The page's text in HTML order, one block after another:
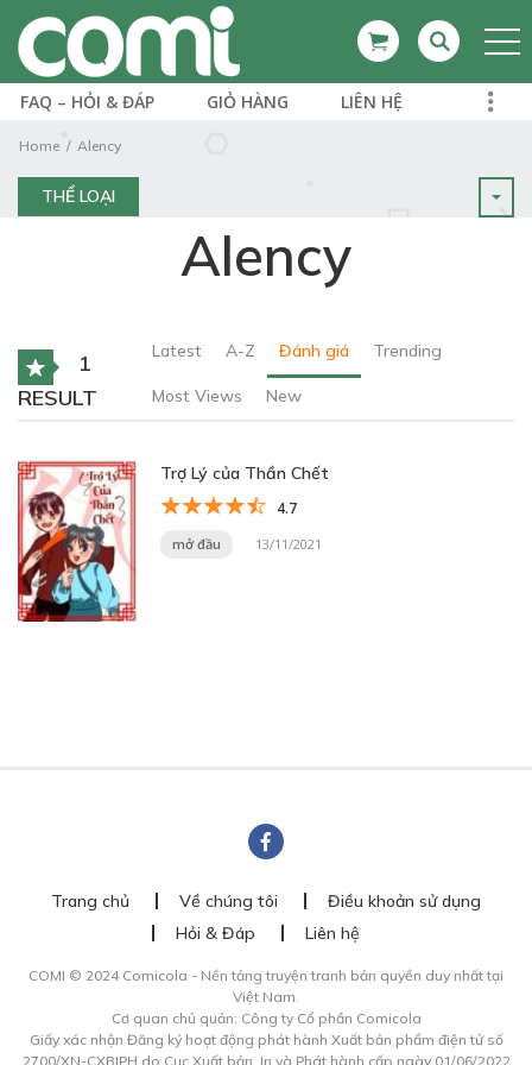
FAQ – HỎI & ĐÁP GIỎ HÀNG LIÊN HỆ
Home Alency
THỂ LOẠI
Alency
1
RESULT
Latest A-Z Đánh giá Trending
Most Views New
Trợ Lý của Thần Chết
4.7
mở đầu 13/11/2021
Trang chủ Về chúng tôi
Điều khoản sử dụng
Hỏi & Đáp
Liên hệ
COMI © 2024 Comicola - Nền tảng truyện tranh bản quyền duy nhất tại
Việt Nam.
Cơ quan chủ quản: Công ty Cổ phần Comicola
Giấy xác nhận Đăng ký hoạt động phát hành Xuất bản phẩm điện tử số
2700/XN-CXBIPH do Cục Xuất bản, In và Phát hành cấp ngày 01/06/2022